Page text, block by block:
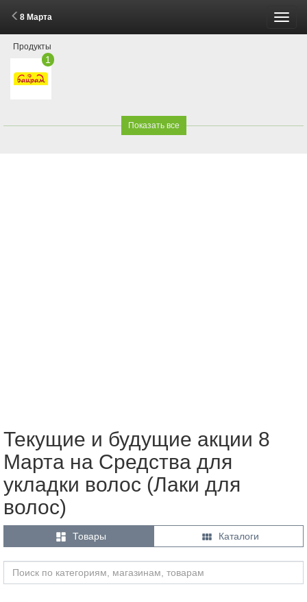
8 Марта
Продукты
1
Показать все
Текущие и будущие акции 8
Марта на Средства для
укладки волос (Лаки для
волос)
 Товары  Каталоги